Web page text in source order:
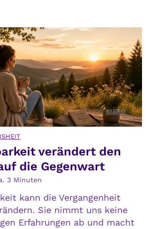
ä
h
u
n
u
n
d
i
h
r
e
o
l
g
i
e
N
a
t
r
v
e
r
s
t
e
t
,
v
verändert den
die Gegenwart
3 Minuten
kann die Vergangenheit
Sie nimmt uns keine
Erfahrungen ab und macht